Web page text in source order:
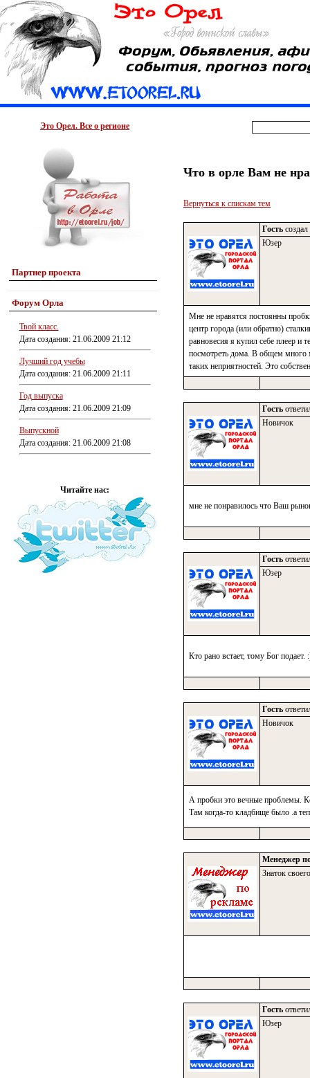
Это Орел. Все о регионе
Партнер проекта
Форум Орла
Твой класс.
Дата создания: 21.06.2009 21:12
Лучший год учебы
Дата создания: 21.06.2009 21:11
Год выпуска
Дата создания: 21.06.2009 21:09
Выпускной
Дата создания: 21.06.2009 21:08
Читайте нас:
Что в орле Вам не
Вернуться к спискам тем
Гость
Юзер
Мне не нравятся постоянны
центр города (или обратно)
равновесия я купил себе плеер и
посмотреть дома. В общем много
таких неприятностей. Это
Гость
Новичок
мне не понравилось что Ваш
Гость
Юзер
Кто рано встает, тому Бог
Гость
Новичок
А пробки это вечные проблемы.
Там когда-то кладбище было .а
Менеджер
Знаток
Гость
Юзер